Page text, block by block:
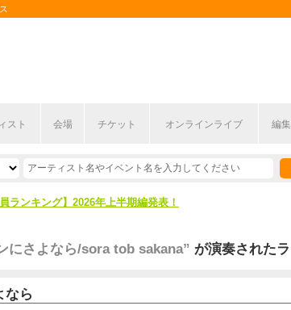
スト 会場 チケット オンラインライブ 編
集2026】フェス情報はここから！
ランキング】2026年上半期編発表！
にさよなら/sora tob sakana” が演奏された
なら